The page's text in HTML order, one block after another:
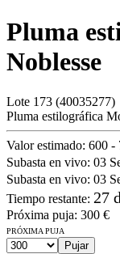
Pluma
Noblesse
Lote 173 (40035277)
Pluma estilográfica
Valor estimado: 600 -
Subasta en vivo: 03
Subasta en vivo: 03
Tiempo restante: 27
Próxima puja: 300 €
PRÓXIMA PUJA